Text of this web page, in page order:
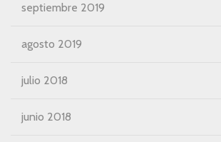
septiembre 2019
agosto 2019
julio 2018
junio 2018